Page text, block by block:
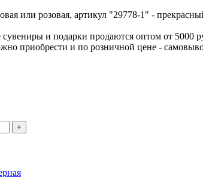
или розовая, артикул "29778-1" -
и подарки продаются оптом от 5000
приобрести и по розничной цене -